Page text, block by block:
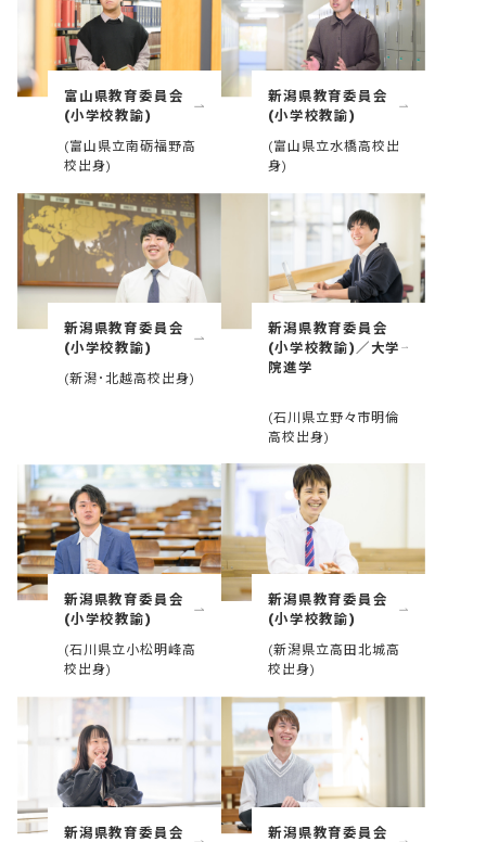
富山県教育委員会
(小学校教諭)
(富山県立南砺福野高
校出身)
新潟県教育委員会
(小学校教諭)
(富山県立水橋高校出
身)
新潟県教育委員会
(小学校教諭)
(新潟･北越高校出身)
新潟県教育委員会
(小学校教諭)／大学
院進学
(石川県立野々市明倫
高校出身)
新潟県教育委員会
(小学校教諭)
(石川県立小松明峰高
校出身)
新潟県教育委員会
(小学校教諭)
(新潟県立高田北城高
校出身)
新潟県教育委員会
新潟県教育委員会